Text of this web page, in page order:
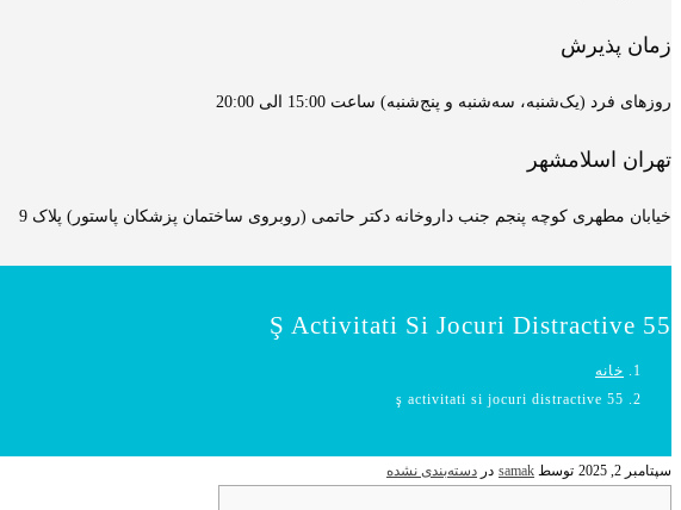
زمان پذیرش
روزهای فرد (یک‌شنبه، سه‌شنبه و پنج‌شنبه) ساعت 15:00 الی 20:00
تهران اسلامشهر
خیابان مطهری کوچه پنجم جنب داروخانه دکتر حاتمی (روبروی ساختمان پزشکان پاستور) پلاک 9
55 Ş Activitati Si Jocuri Distractive
خانه
55 ş activitati si jocuri distractive
سپتامبر 2, 2025 توسط samak در دسته‌بندی نشده